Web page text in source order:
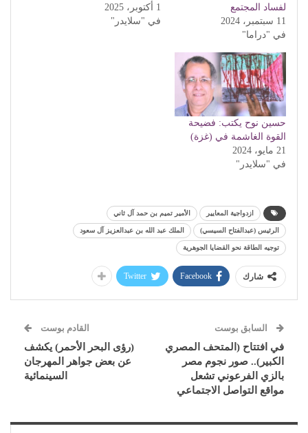
لفساد المجتمع
11 سبتمبر، 2024
في "دراما"
1 أكتوبر، 2025
في "سلايدر"
حسين نوح يكتب: فضيحة
القوة الغاشمة في (غزة)
21 مايو، 2024
في "سلايدر"
ازدواجية المعايير الأمير تميم بن حمد آل ثاني
الرئيس (عبدالفتاح السيسي) الملك عبد الله بن عبدالعزيز آل سعود
توجيه الطاقة نحو القضايا الجوهرية
شارك Facebook
Twitter
السابق بوست
في افتتاح (المتحف المصري
الكبير).. صور نجوم مصر
بالزي الفرعوني تشعل
مواقع التواصل الاجتماعي
القادم بوست
(رؤى البحر الأحمر) يكشف
عن بعض جواهر المهرجان
السينمائية